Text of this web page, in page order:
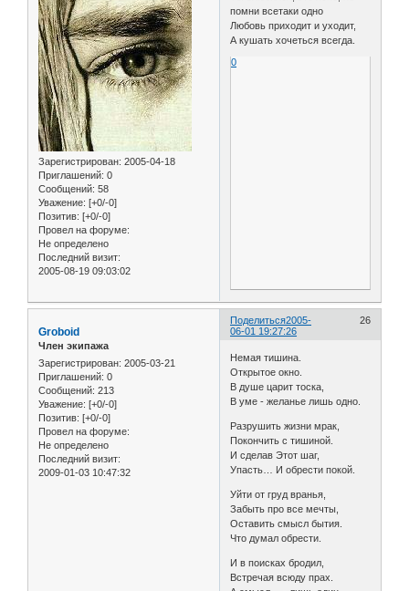
Зарегистрирован: 2005-04-18
Приглашений: 0
Сообщений: 58
Уважение: [+0/-0]
Позитив: [+0/-0]
Провел на форуме:
Не определено
Последний визит:
2005-08-19 09:03:02
помни всетаки одно
Любовь приходит и уходит,
А кушать хочеться всегда.
0
Поделиться 26
2005-
06-01 19:27:26
Groboid
Член экипажа
Зарегистрирован: 2005-03-21
Приглашений: 0
Сообщений: 213
Уважение: [+0/-0]
Позитив: [+0/-0]
Провел на форуме:
Не определено
Последний визит:
2009-01-03 10:47:32
Немая тишина.
Открытое окно.
В душе царит тоска,
В уме - желанье лишь одно.
Разрушить жизни мрак,
Покончить с тишиной.
И сделав Этот шаг,
Упасть… И обрести покой.
Уйти от груд вранья,
Забыть про все мечты,
Оставить смысл бытия.
Что думал обрести.
И в поисках бродил,
Встречая всюду прах.